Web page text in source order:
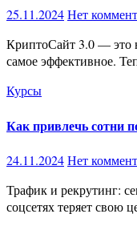
25.11.2024Нет
КриптоСайт 3.0 — это не просто курс, а мощный инструмент для создания пассивного дохода в сфере криптовалют. За пять месяцев мы протестировали множество решений, чтобы выделить
самое эффективное.
Курсы
Как привлечь сотни
24.11.2024Нет
Трафик и рекрутинг: секреты стабильного роста подписчиков Трафик – это основа любого успешного бизнеса. Без постоянного потока посетителей даже самый красивый сайт или профиль в
соцсетях теряет свою